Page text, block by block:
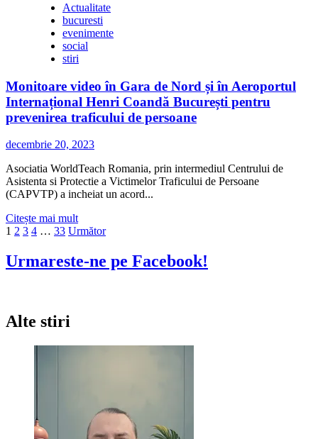
magazine
în
portofoliu,
un
spațiu
și
o
parcare
modernizată
și
dotată
cu
stații
încărcare
Tesla
Actualitate
bucuresti
evenimente
social
stiri
Monitoare video în Gara de Nord și în Aeroportul
Internațional Henri Coandă București pentru
prevenirea traficului de persoane
decembrie 20, 2023
Asociatia WorldTeach Romania, prin intermediul Centrului de
Asistenta si Protectie a Victimelor Traficului de Persoane
(CAPVTP) a incheiat un acord...
Citește mai multCitește
mai
Monitoare
și
Coandă
București
pentru
Paginație
articole
1 2 3 4 … 33 Următor
Urmareste-ne pe Facebook!
Alte stiri